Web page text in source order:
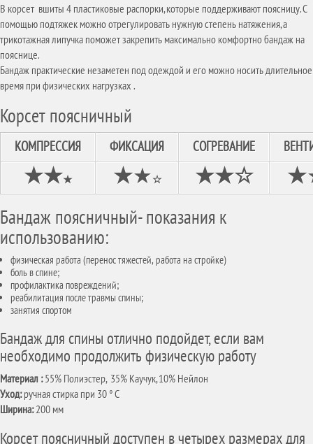
В корсет вшиты 4 пластиковые распорки, которые поддерживают поясницу. С
помощью подтяжек можно отрегулировать нужную степень натяжения, а
трикотажная липучка поможет закрепить максимально комфортно бандаж на
пояснице.
Бандаж практические незаметен под одеждой и его можно носить длительное
время при физических нагрузках .
Корсет поясничный
КОМПРЕССИЯ ФИКСАЦИЯ СОГРЕВАНИЕ
★★★ ★★☆ ★★☆ ★
Бандаж поясничный- показания к
использованию:
физическая работа (перенос тяжестей, работа на стройке)
боль в спине;
профилактика повреждений;
реабилитация после травмы спины;
занятия спортом
Бандаж для спины отлично подойдет, если вам
необходимо продолжить физическую работу
Материал :55% Полиэстер, 35% Каучук, 10% Нейлон
Уход:ручная стирка при 30 ° C
Ширина:200 мм
Корсет поясничный доступен в четырех размерах для